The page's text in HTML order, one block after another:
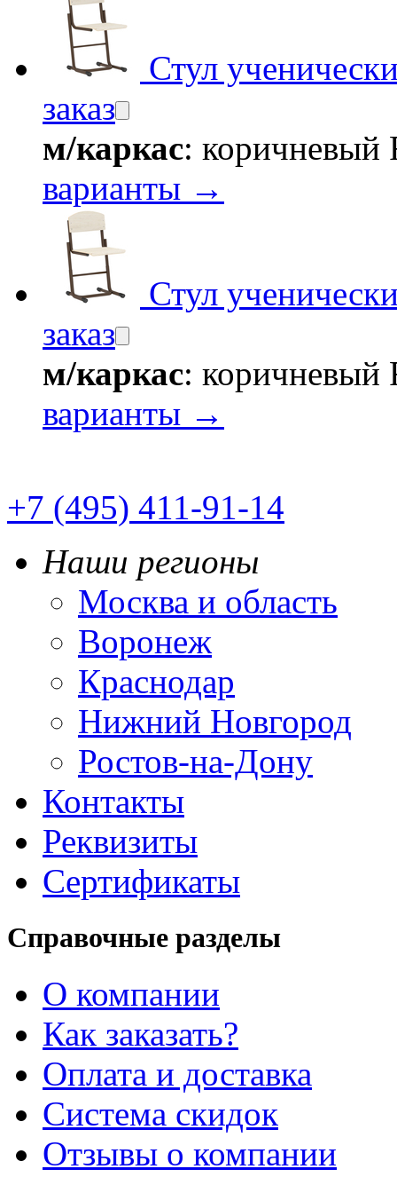
Стул
заказ
м/каркас:
варианты →
Стул
заказ
м/каркас:
варианты →
+7 (495) 411-91-14
Наши регионы
Москва и область
Воронеж
Краснодар
Нижний Новгород
Ростов-на-Дону
Контакты
Реквизиты
Сертификаты
Справочные разделы
О компании
Как заказать?
Оплата и доставка
Система скидок
Отзывы о компании